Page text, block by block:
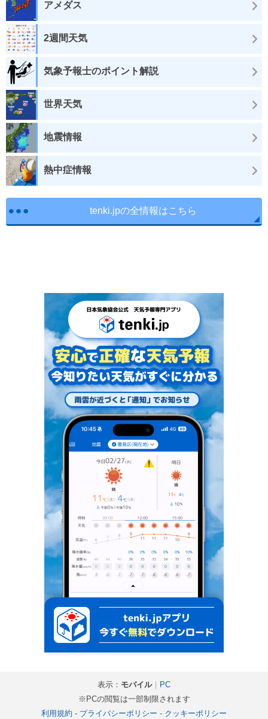
アメダス
2週間天気
気象予報士のポイント解説
世界天気
地震情報
熱中症情報
tenki.jpの全情報はこちら
表示： モバイル｜
PC
※PCの閲覧は一部制限されます
利用規約 - プライバシーポリシー - クッキーポリシー